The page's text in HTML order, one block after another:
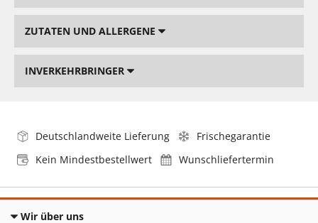
ZUTATEN UND ALLERGENE
INVERKEHRBRINGER
Deutschlandweite Lieferung
Frischegarantie
Kein Mindestbestellwert
Wunschliefertermin
Wir über uns